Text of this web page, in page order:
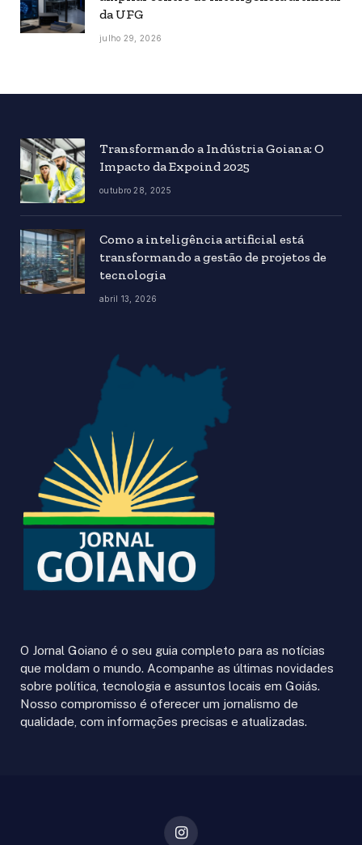
da UFG
julho 29, 2026
Transformando a Indústria Goiana: O
Impacto da Expoind 2025
outubro 28, 2025
Como a inteligência artificial está
transformando a gestão de projetos de
tecnologia
abril 13, 2026
O Jornal Goiano é o seu guia completo para as notícias
que moldam o mundo. Acompanhe as últimas novidades
sobre política, tecnologia e assuntos locais em Goiás.
Nosso compromisso é oferecer um jornalismo de
qualidade, com informações precisas e atualizadas.
Instagram